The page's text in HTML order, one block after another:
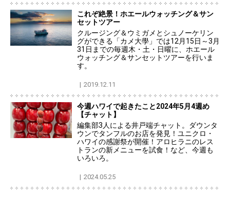
これぞ絶景！ホエールウォッチング＆サン
セットツアー
クルージング＆ウミガメとシュノーケリン
グができる「カメ大學」では12月15日～3月
31日までの毎週木・土・日曜に、ホエール
ウォッチング＆サンセットツアーを行いま
す。
2019.12.11
今週ハワイで起きたこと2024年5月4週め
【チャット】
編集部3人による井戸端チャット。ダウンタ
ウンでタンフルのお店を発見！ユニクロ・
ハワイの感謝祭が開催！アロヒラニのレス
トランの新メニューを試食！など、今週も
いろいろ。
2024.05.25